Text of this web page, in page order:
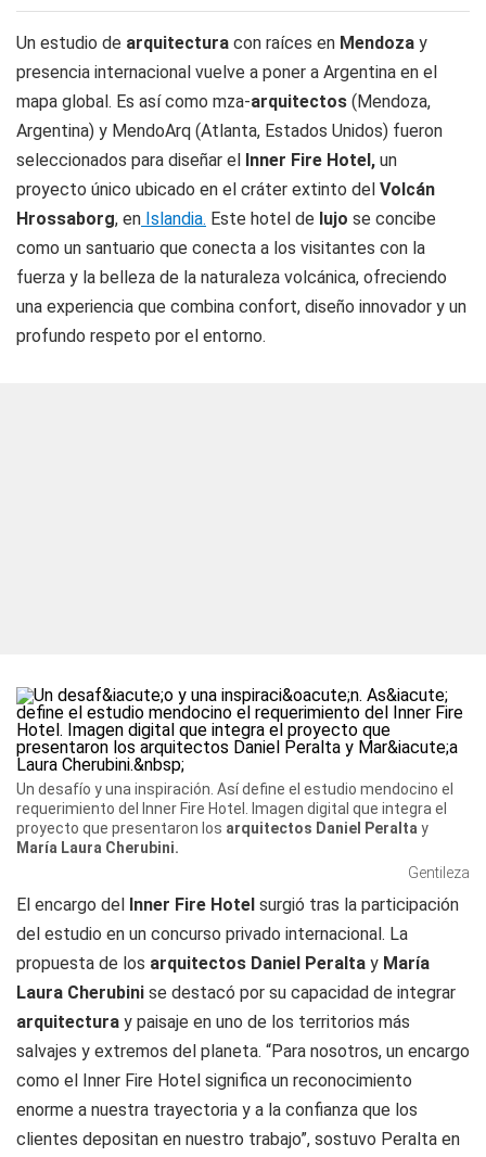
Un estudio de arquitectura con raíces en Mendoza y
presencia internacional vuelve a poner a Argentina en el
mapa global. Es así como mza-arquitectos (Mendoza,
Argentina) y MendoArq (Atlanta, Estados Unidos) fueron
seleccionados para diseñar el Inner Fire Hotel, un
proyecto único ubicado en el cráter extinto del Volcán
Hrossaborg, en Islandia. Este hotel de lujo se concibe
como un santuario que conecta a los visitantes con la
fuerza y la belleza de la naturaleza volcánica, ofreciendo
una experiencia que combina confort, diseño innovador y un
profundo respeto por el entorno.
Un desafío y una inspiración. Así define el estudio mendocino el
requerimiento del Inner Fire Hotel. Imagen digital que integra el
proyecto que presentaron los arquitectos Daniel Peralta y
María Laura Cherubini.
Gentileza
El encargo del Inner Fire Hotel surgió tras la participación
del estudio en un concurso privado internacional. La
propuesta de los arquitectos Daniel Peralta y María
Laura Cherubini se destacó por su capacidad de integrar
arquitectura y paisaje en uno de los territorios más
salvajes y extremos del planeta. “Para nosotros, un encargo
como el Inner Fire Hotel significa un reconocimiento
enorme a nuestra trayectoria y a la confianza que los
clientes depositan en nuestro trabajo”, sostuvo Peralta en